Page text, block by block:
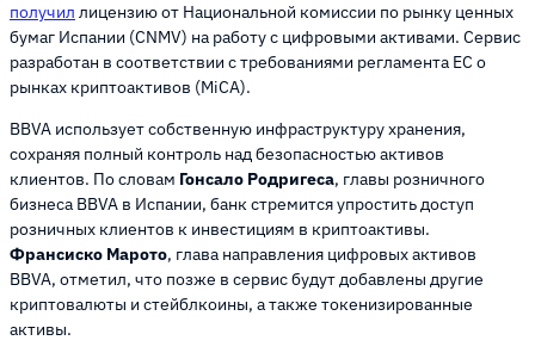
получил лицензию от Национальной комиссии по рынку ценных
бумаг Испании (CNMV) на работу с цифровыми активами. Сервис
разработан в соответствии с требованиями регламента ЕС о
рынках криптоактивов (MiCA).
BBVA использует собственную инфраструктуру хранения,
сохраняя полный контроль над безопасностью активов
клиентов. По словам Гонсало Родригеса, главы розничного
бизнеса BBVA в Испании, банк стремится упростить доступ
розничных клиентов к инвестициям в криптоактивы.
Франсиско Марото, глава направления цифровых активов
BBVA, отметил, что позже в сервис будут добавлены другие
криптовалюты и стейблкоины, а также токенизированные
активы.